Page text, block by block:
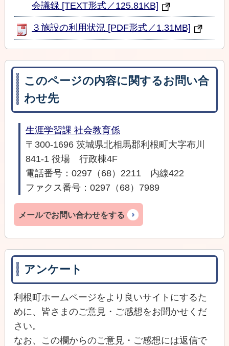
会議録 [TEXT形式／125.81KB]
３施設の利用状況 [PDF形式／1.31MB]
このページの内容に関するお問い合
わせ先
生涯学習課 社会教育係
〒300-1696 茨城県北相馬郡利根町大字布川
841-1 役場 行政棟4F
電話番号：0297（68）2211 内線422
ファクス番号：0297（68）7989
メールでお問い合わせをする
アンケート
利根町ホームページをより良いサイトにするた
めに、皆さまのご意見・ご感想をお聞かせくだ
さい。
なお、この欄からのご意見・ご感想には返信で